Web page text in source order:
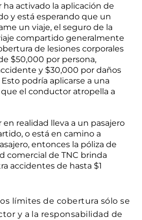
ha activado la aplicación de
y está esperando que un
un viaje, el seguro de la
compartido generalmente
de lesiones corporales
$50,000 por persona,
y $30,000 por daños
podría aplicarse a una
el conductor atropella a
realidad lleva a un pasajero
o está en camino a
entonces la póliza de
comercial de TNC brinda
accidentes de hasta $1
límites de cobertura sólo se
y a la responsabilidad de